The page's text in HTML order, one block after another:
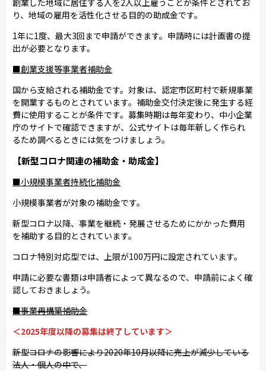
り、地域の雇用を活性化させる目的の助成金です。
1年に1度、最大3回まで申請ができます。申請時には計画書の提
出が必要となります。
■創業支援等事業者補助金
国から支給される補助金です。対象は、認定市区町村で新規事業
を開業するものとされています。補助金交付決定後に発生する経
費に使用することが条件です。募集時期は毎年変わり、中小企業
庁のサイトで確認できますが、公式サイトは毎年新しく作られ
るため調べるときには気をつけましょう。
【新型コロナ関連の補助金・助成金】
■小規模事業者持続化補助金
小規模事業者が対象の補助金です。
新型コロナ以降、事業を継続・発展させるためにかかった費用
を補助する目的とされています。
コロナ特別対応型では、上限が100万円に設定されています。
申請に必要な書類は申請者によって異なるので、申請前によく確
認しておきましょう。
■事業再構築補助金
＜2025年度以降の募集は終了しています＞
新型コロナの影響により2020年10月以降に売上が減少している
法人・個人の中で、